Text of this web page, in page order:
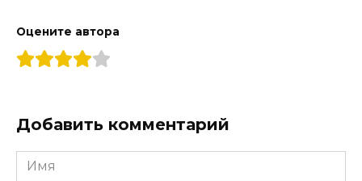
Оцените автора
Добавить комментарий
Имя